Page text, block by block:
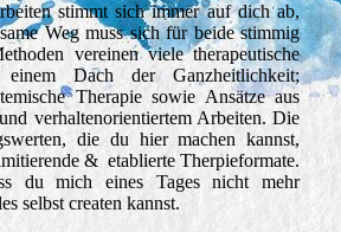
stimmt sich immer auf dich ab,
Weg muss sich für beide stimmig
vereinen viele therapeutische
Dach der Ganzheitlichkeit;
Therapie sowie Ansätze aus
verhaltenorientiertem Arbeiten. Die
die du hier machen kannst,
& etablierte Therpieformate.
du mich eines Tages nicht mehr
selbst createn kannst.